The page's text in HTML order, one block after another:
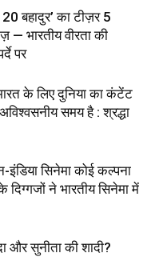
बहादुर’ का टीज़र 5
— भारतीय वीरता की
पर
के लिए दुनिया का कंटेंट
समय है : श्रद्धा
सिनेमा कोई कल्पना
दिग्गजों ने भारतीय सिनेमा में
और सुनीता की शादी?